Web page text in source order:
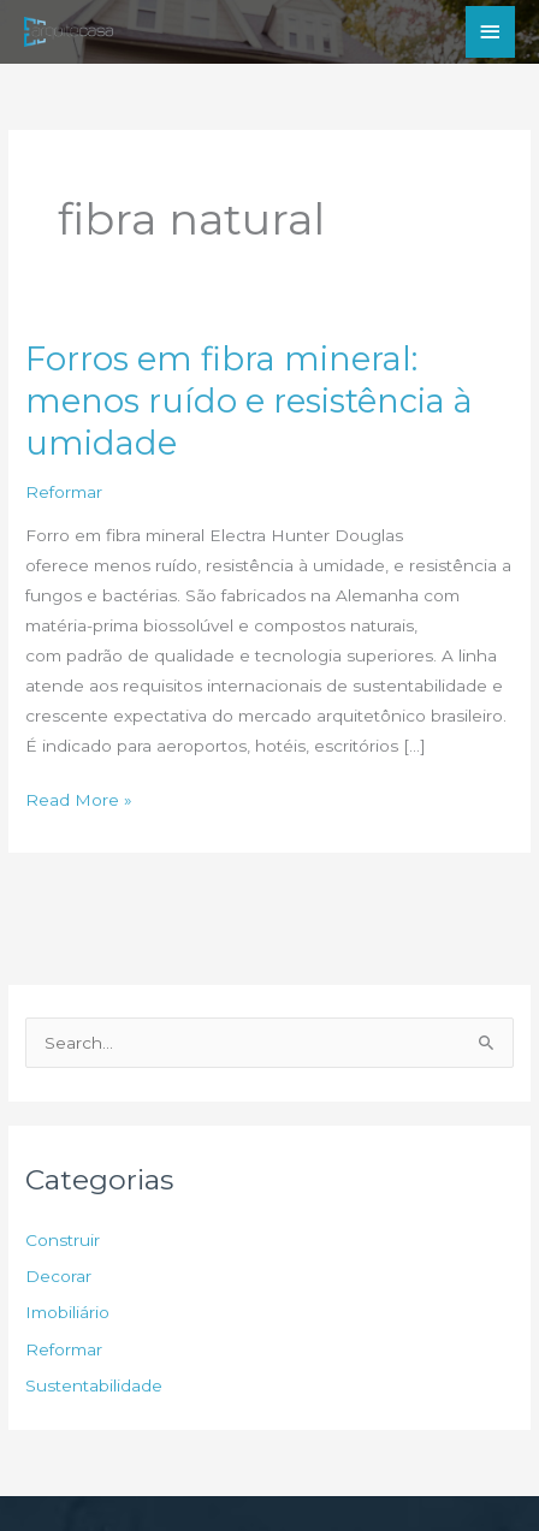
para
fibra natural
Forros em fibra mineral:
menos ruído e resistência à
umidade
Reformar
Forro em fibra mineral Electra Hunter Douglas
oferece menos ruído, resistência à umidade, e resistência a
fungos e bactérias. São fabricados na Alemanha com
matéria-prima biossolúvel e compostos naturais,
com padrão de qualidade e tecnologia superiores. A linha
atende aos requisitos internacionais de sustentabilidade e
crescente expectativa do mercado arquitetônico brasileiro.
É indicado para aeroportos, hotéis, escritórios […]
Forros
umidade
Read More »
e
p
o
r
Categorias
Construir
Decorar
Imobiliário
Reformar
Sustentabilidade